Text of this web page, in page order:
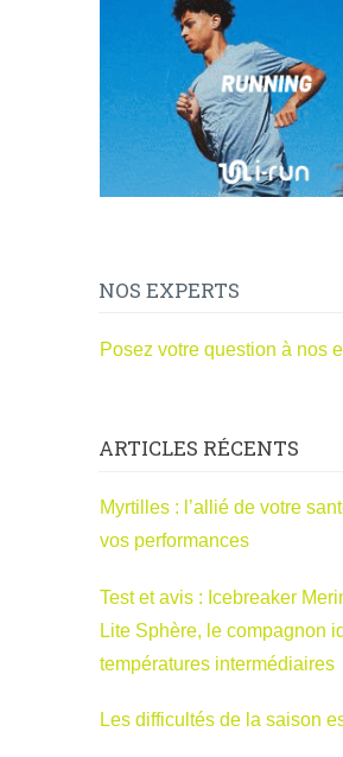
NOS EXPERTS
Posez votre question à nos
ARTICLES RÉCENTS
Myrtilles : l’allié de votre
vos performances
Test et avis : Icebreaker
Lite Sphère, le compagnon
températures intermédiaires
Les difficultés de la saison